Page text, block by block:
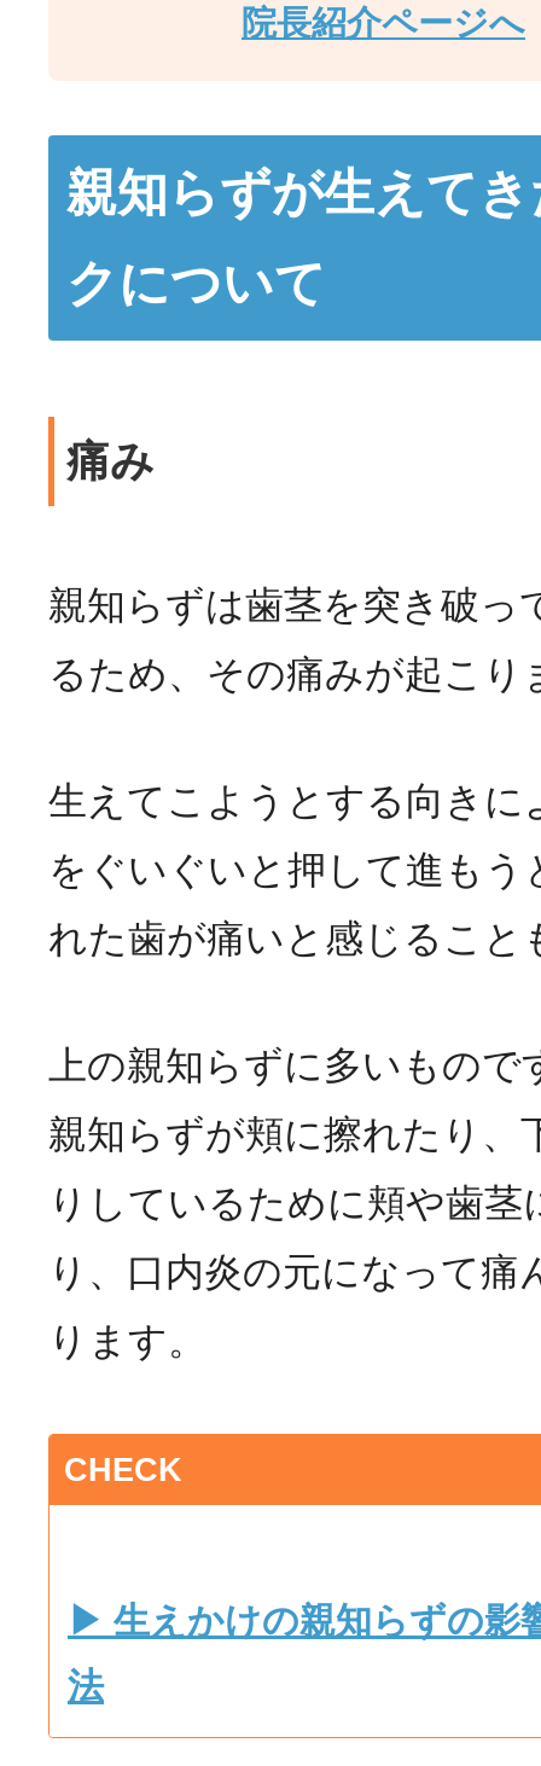
院長紹介ページへ
親知らずが生えて
クについて
痛み
親知らずは歯茎を突き破っ
るため、その痛みが起こり
生えてこようとする向きに
をぐいぐいと押して進もう
れた歯が痛いと感じること
上の親知らずに多いもの
親知らずが頬に擦れたり、
りしているために頬や歯茎
り、口内炎の元になって痛
ります。
CHECK
▶ 生えかけの親知らずの影
法